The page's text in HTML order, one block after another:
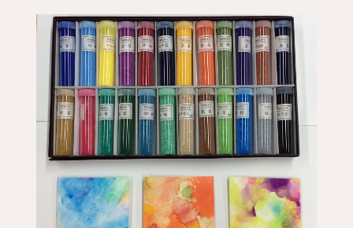
絵具
胡粉コスメ
京花舞
胡粉石鹸
瑞々
爪美容液
最新情報
メディア掲載
ねいる図案帖
日本画作品帖
白狐通信
上羽絵惣について
会社概要
想い
歴史
取扱店舗
お問い合わせ
カタログ請求
個人情報保護
サイト規約